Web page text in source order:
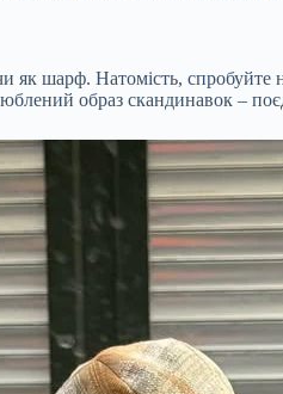
як шарф. Натомість,
образ скандинавок –